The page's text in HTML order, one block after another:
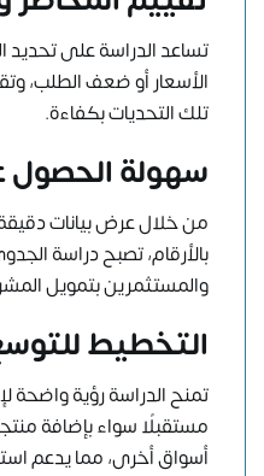
تساعد الدراسة على تحديد
الأسعار أو ضعف الطلب،
تلك التحديات بكفاءة.
سهولة الحصول
من خلال عرض بيانات
بالأرقام، تصبح دراسة
والمستثمرين بتمويل
التخطيط
تمنح الدراسة رؤية واضحة
مستقبلًا سواء بإضافة
أسواق أخرى، مما يدعم